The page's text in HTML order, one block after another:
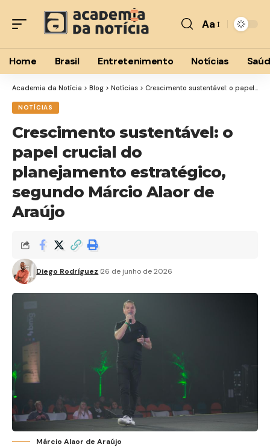
Aa
Home Brasil Entretenimento Notícias
Academia da Notícia > Blog > Notícias > Crescimento sustentável: o papel crucial do planejamento estratégico, segundo Márcio Alaor de Araújo
NOTÍCIAS
Crescimento sustentável: o
papel crucial do
planejamento estratégico,
segundo Márcio Alaor de
Araújo
Diego Rodríguez 26 de junho de 2026
Márcio Alaor de Araújo